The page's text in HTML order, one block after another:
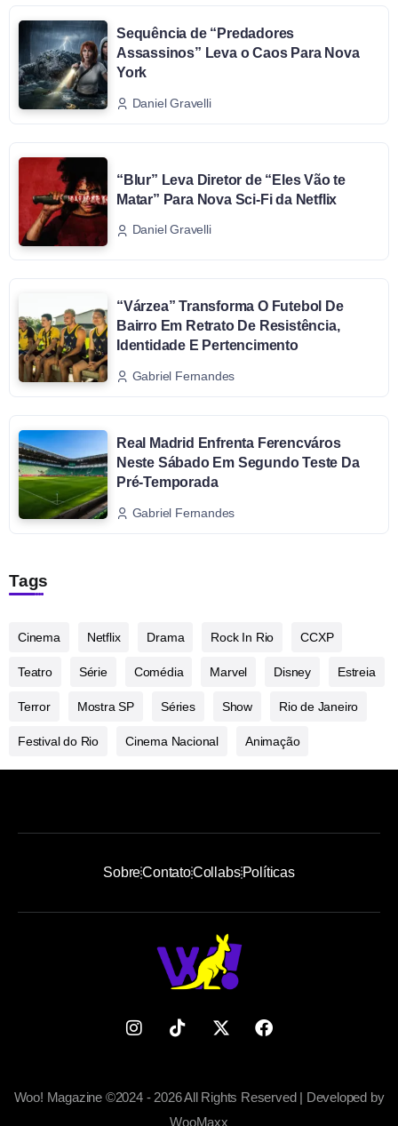
Sequência de “Predadores
Assassinos” Leva o Caos Para Nova
York
Daniel Gravelli
“Blur” Leva Diretor de “Eles Vão te
Matar” Para Nova Sci-Fi da Netflix
Daniel Gravelli
“Várzea” Transforma O Futebol De
Bairro Em Retrato De Resistência,
Identidade E Pertencimento
Gabriel Fernandes
Real Madrid Enfrenta Ferencváros
Neste Sábado Em Segundo Teste Da
Pré-Temporada
Gabriel Fernandes
Tags
Cinema Netflix Drama Rock In Rio CCXP
Teatro Série Comédia Marvel Disney Estreia
Terror Mostra SP Séries Show Rio de Janeiro
Festival do Rio Cinema Nacional Animação
SobreContatoCollabsPolíticas
Woo! Magazine ©2024 - 2026 All Rights Reserved | Developed by
WooMaxx